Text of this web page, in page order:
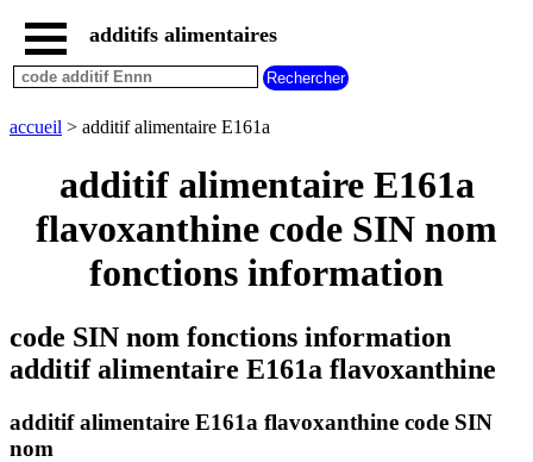
accueil
tous
additifs
additifs
additifs
additifs alimentaires
accueil > additif alimentaire E161a
additif alimentaire E161a
flavoxanthine code SIN nom
fonctions information
code SIN nom fonctions information
additif alimentaire E161a flavoxanthine
additif alimentaire E161a flavoxanthine code SIN
nom